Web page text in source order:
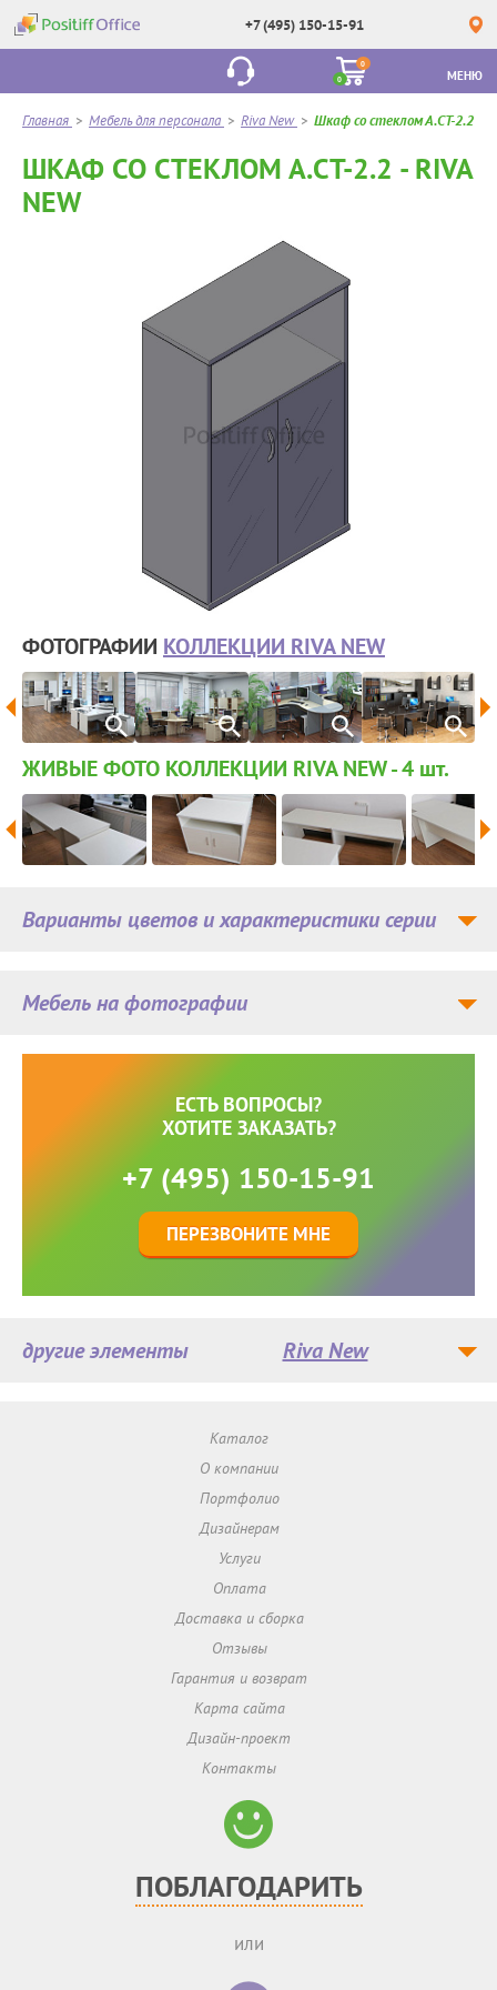
+7 (495) 150-15-91
0
0
МЕНЮ
Главная > Мебель для персонала > Riva New > Шкаф со стеклом А.СТ-2.2
ШКАФ СО СТЕКЛОМ А.СТ-2.2 - RIVA
NEW
ФОТОГРАФИИ КОЛЛЕКЦИИ RIVA NEW
ЖИВЫЕ ФОТО КОЛЛЕКЦИИ RIVA NEW - 4 шт.
Мебель на фотографии
Варианты цветов и характеристики серии
ЕСТЬ ВОПРОСЫ?
ХОТИТЕ ЗАКАЗАТЬ?
+7 (495) 150-15-91
ПЕРЕЗВОНИТЕ МНЕ
другие элементы Riva New
Каталог
О компании
Портфолио
Дизайнерам
Услуги
Оплата
Доставка и сборка
Отзывы
Гарантия и возврат
Карта сайта
Дизайн-проект
Контакты
ПОБЛАГОДАРИТЬ
или